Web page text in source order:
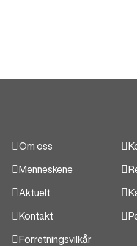
Om oss
Menneskene
Aktuelt
Kontakt
Forretningsvilkår